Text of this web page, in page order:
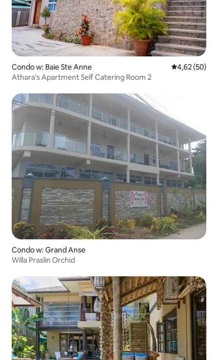
Condo w: Baie Ste Anne Średnia
4,62 (50)
Athara's Apartment Self Catering Room 2
Condo w: Grand Anse
Willa Praslin Orchid